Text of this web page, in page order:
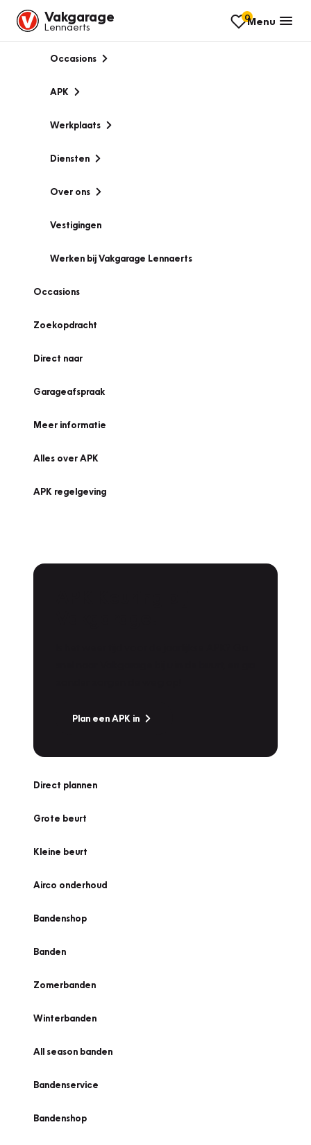
Vakgarage
Lennaerts
0Menu
Occasions
APK
Werkplaats
Diensten
Over ons
Vestigingen
Werken bij Vakgarage Lennaerts
Occasions
Zoekopdracht
Direct naar
Garageafspraak
Meer informatie
Alles over APK
APK regelgeving
Plan een APK in
Direct plannen
Grote beurt
Kleine beurt
Airco onderhoud
Bandenshop
Banden
Zomerbanden
Winterbanden
All season banden
Bandenservice
Bandenshop